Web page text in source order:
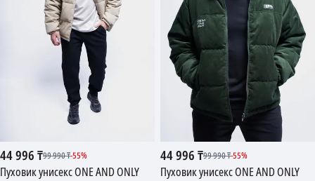
44 996₸99 990₸-55%
Пуховик унисекс ONE AND ONLY
44 996₸99 990₸-55%
Пуховик унисекс ONE AND ONLY